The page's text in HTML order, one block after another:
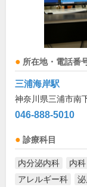
所在地・電話番
三浦海岸駅
神奈川県三浦市南
046-888-5010
診療科目
内分泌内科 内科
アレルギー科